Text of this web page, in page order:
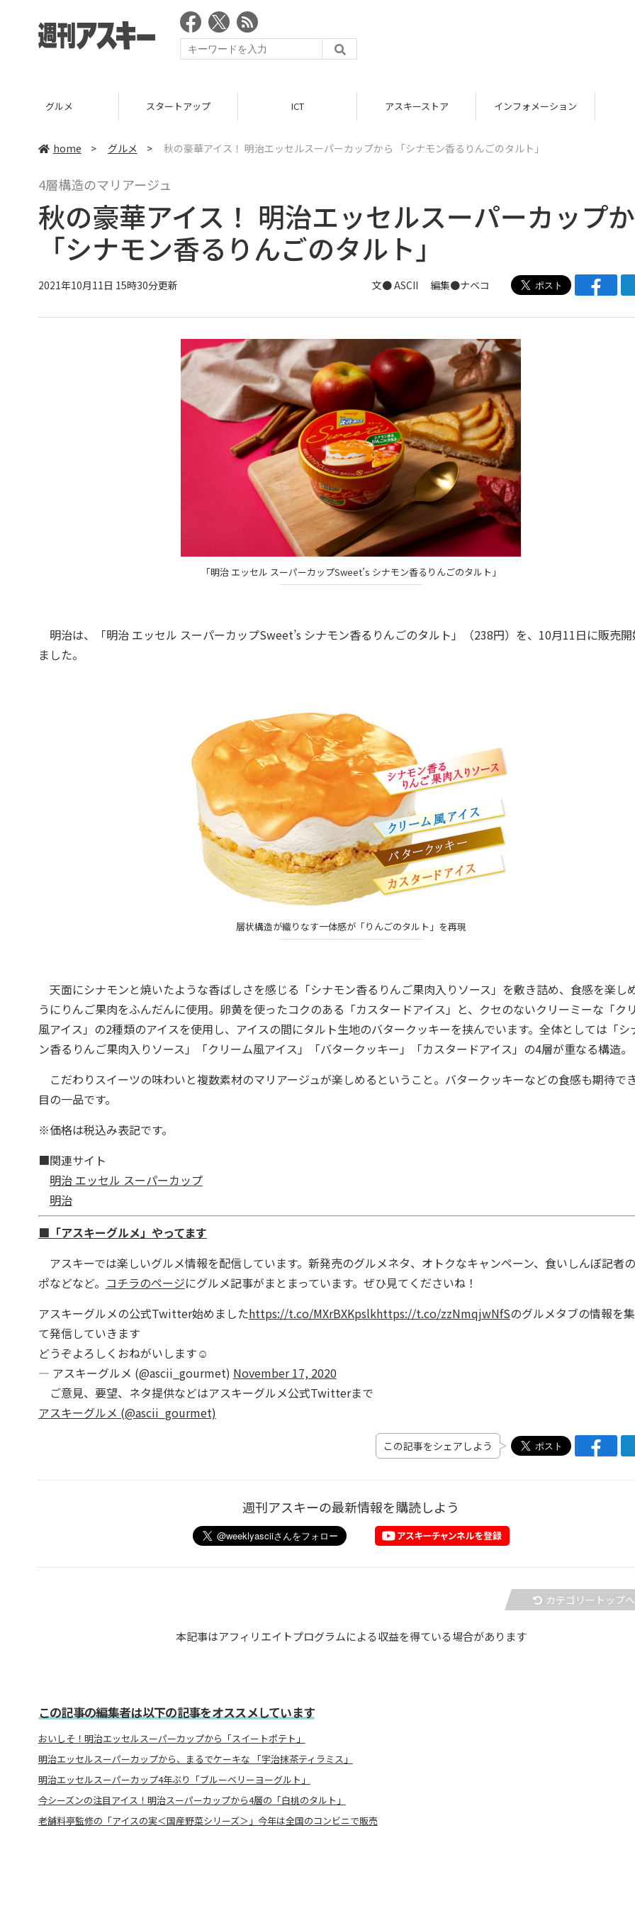
グルメ スタートアップ ICT アスキーストア インフォメーション
home > グルメ > 秋の豪華アイス！ 明治エッセルスーパーカップから 「シナモン香るりんごのタルト」
4層構造のマリアージュ
秋の豪華アイス！ 明治エッセルスーパーカップ
「シナモン香るりんごのタルト」
2021年10月11日 15時30分更新 文● ASCII 編集●ナベコ
「明治 エッセル スーパーカップSweet’s シナモン香るりんごのタルト」
明治は、「明治 エッセル スーパーカップSweet’s シナモン香るりんごのタルト」（238円）を、10月11日に販売
ました。
層状構造が織りなす一体感が「りんごのタルト」を再現
天面にシナモンと焼いたような香ばしさを感じる「シナモン香るりんご果肉入りソース」を敷き詰め、食感を楽し
うにりんご果肉をふんだんに使用。卵黄を使ったコクのある「カスタードアイス」と、クセのないクリーミーな「ク
風アイス」の2種類のアイスを使用し、アイスの間にタルト生地のバタークッキーを挟んでいます。全体としては「シ
ン香るりんご果肉入りソース」「クリーム風アイス」「バタークッキー」「カスタードアイス」の4層が重なる構造。
こだわりスイーツの味わいと複数素材のマリアージュが楽しめるということ。バタークッキーなどの食感も期待で
目の一品です。
※価格は税込み表記です。
■関連サイト
明治 エッセル スーパーカップ
明治
■「アスキーグルメ」やってます
アスキーでは楽しいグルメ情報を配信しています。新発売のグルメネタ、オトクなキャンペーン、食いしんぼ記者
ポなどなど。 コチラのページにグルメ記事がまとまっています。ぜひ見てくださいね！
アスキーグルメの公式Twitter始めましたhttps://t.co/MXrBXKpslkhttps://t.co/zzNmqjwNfSのグルメタブの情報を
て発信していきます
どうぞよろしくおねがいします☺️
— アスキーグルメ (@ascii_gourmet) November 17, 2020
ご意見、要望、ネタ提供などはアスキーグルメ公式Twitterまで
アスキーグルメ (@ascii_gourmet)
この記事をシェアしよう
週刊アスキーの最新情報を購読しよう
カテゴリートップへ
本記事はアフィリエイトプログラムによる収益を得ている場合があります
この記事の編集者は以下の記事をオススメしています
おいしそ！明治エッセルスーパーカップから「スイートポテト」
明治エッセルスーパーカップから、まるでケーキな 「宇治抹茶ティラミス」
明治エッセルスーパーカップ4年ぶり「ブルーベリーヨーグルト」
今シーズンの注目アイス！明治スーパーカップから4層の「白桃のタルト」
老舗料亭監修の「アイスの実＜国産野菜シリーズ＞」今年は全国のコンビニで販売